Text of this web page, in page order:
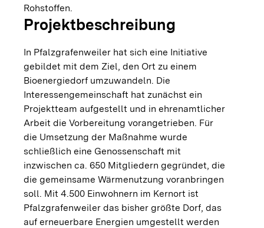
Rohstoffen.
Projektbeschreibung
In Pfalzgrafenweiler hat sich eine Initiative
gebildet mit dem Ziel, den Ort zu einem
Bioenergiedorf umzuwandeln. Die
Interessengemeinschaft hat zunächst ein
Projektteam aufgestellt und in ehrenamtlicher
Arbeit die Vorbereitung vorangetrieben. Für
die Umsetzung der Maßnahme wurde
schließlich eine Genossenschaft mit
inzwischen ca. 650 Mitgliedern gegründet, die
die gemeinsame Wärmenutzung voranbringen
soll. Mit 4.500 Einwohnern im Kernort ist
Pfalzgrafenweiler das bisher größte Dorf, das
auf erneuerbare Energien umgestellt werden